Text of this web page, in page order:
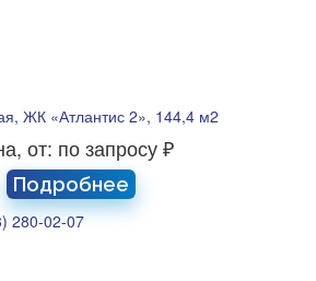
ЖК «Атлантис 2», 144,4 м2
от: по запросу ₽
Подробнее
280-02-07